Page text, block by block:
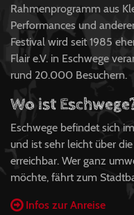
Rahmenprogramm aus
Performances und
Festival wird seit 1985
Flair e.V. in Eschwege
rund 20.000 Besuchern.
Wo ist
Eschwege befindet sich
und ist sehr leicht über
erreichbar. Wer ganz
möchte, fährt zum
Infos zur Anreise